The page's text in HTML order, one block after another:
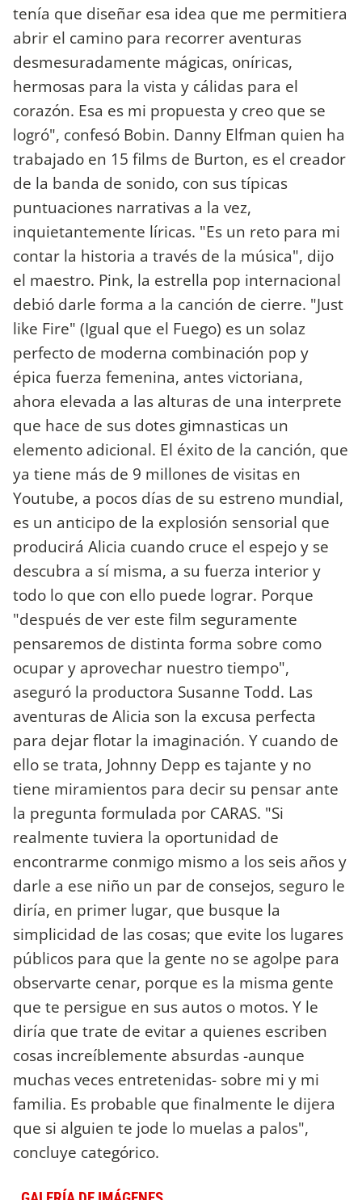
tenía que diseñar esa idea que me permitiera
abrir el camino para recorrer aventuras
desmesuradamente mágicas, oníricas,
hermosas para la vista y cálidas para el
corazón. Esa es mi propuesta y creo que se
logró", confesó Bobin. Danny Elfman quien ha
trabajado en 15 films de Burton, es el creador
de la banda de sonido, con sus típicas
puntuaciones narrativas a la vez,
inquietantemente líricas. "Es un reto para mi
contar la historia a través de la música", dijo
el maestro. Pink, la estrella pop internacional
debió darle forma a la canción de cierre. "Just
like Fire" (Igual que el Fuego) es un solaz
perfecto de moderna combinación pop y
épica fuerza femenina, antes victoriana,
ahora elevada a las alturas de una interprete
que hace de sus dotes gimnasticas un
elemento adicional. El éxito de la canción, que
ya tiene más de 9 millones de visitas en
Youtube, a pocos días de su estreno mundial,
es un anticipo de la explosión sensorial que
producirá Alicia cuando cruce el espejo y se
descubra a sí misma, a su fuerza interior y
todo lo que con ello puede lograr. Porque
"después de ver este film seguramente
pensaremos de distinta forma sobre como
ocupar y aprovechar nuestro tiempo",
aseguró la productora Susanne Todd. Las
aventuras de Alicia son la excusa perfecta
para dejar flotar la imaginación. Y cuando de
ello se trata, Johnny Depp es tajante y no
tiene miramientos para decir su pensar ante
la pregunta formulada por CARAS. "Si
realmente tuviera la oportunidad de
encontrarme conmigo mismo a los seis años y
darle a ese niño un par de consejos, seguro le
diría, en primer lugar, que busque la
simplicidad de las cosas; que evite los lugares
públicos para que la gente no se agolpe para
observarte cenar, porque es la misma gente
que te persigue en sus autos o motos. Y le
diría que trate de evitar a quienes escriben
cosas increíblemente absurdas -aunque
muchas veces entretenidas- sobre mi y mi
familia. Es probable que finalmente le dijera
que si alguien te jode lo muelas a palos",
concluye categórico.